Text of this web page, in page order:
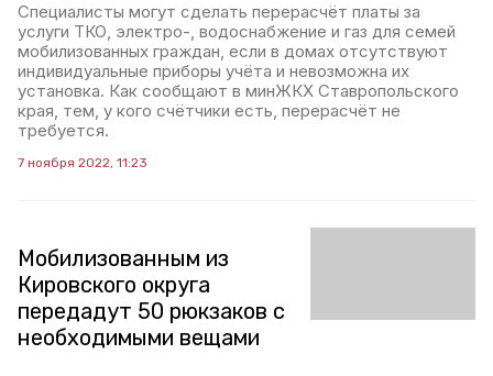
Специалисты могут сделать перерасчёт платы за
услуги ТКО, электро-, водоснабжение и газ для семей
мобилизованных граждан, если в домах отсутствуют
индивидуальные приборы учёта и невозможна их
установка. Как сообщают в минЖКХ Ставропольского
края, тем, у кого счётчики есть, перерасчёт не
требуется.
7 ноября 2022, 11:23
Мобилизованным из
Кировского округа
передадут 50 рюкзаков с
необходимыми вещами